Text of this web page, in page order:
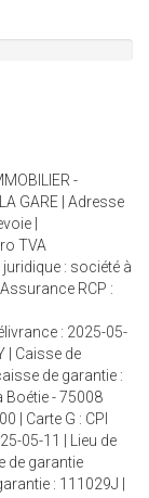
-
GARE | Adresse
|
TVA
: société à
RCP :
: 2025-05-
| Caisse de
de garantie :
Boétie - 75008
| Carte G : CPI
05-11 | Lieu de
de garantie
: 111029J |